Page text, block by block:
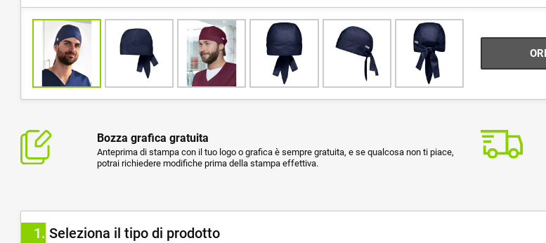
Bozza grafica gratuita
Anteprima di stampa con il tuo logo o grafica è sempre gratuita, e se qualcosa non ti piace,
potrai richiedere modifiche prima della stampa effettiva.
1 Seleziona il tipo di prodotto